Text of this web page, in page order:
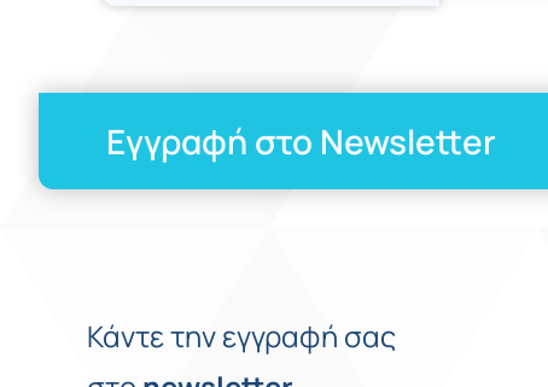
Εγγραφή στο Newsletter
Κάντε την εγγραφή σας